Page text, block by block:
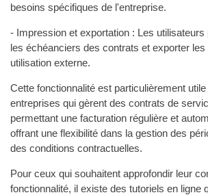
besoins spécifiques de l'entreprise.
- Impression et exportation : Les
les échéanciers des contrats et exporter
utilisation externe.
Cette fonctionnalité est particulièrement
entreprises qui gèrent des contrats de
permettant une facturation régulière et
offrant une flexibilité dans la gestion des
des conditions contractuelles.
Pour ceux qui souhaitent approfondir leur
fonctionnalité, il existe des tutoriels en ligne